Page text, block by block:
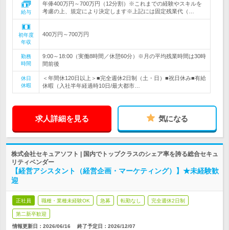
給与
年俸400万円～700万円（12分割）※これまでの経験やスキルを
考慮の上、規定により決定します※上記には固定残業代（…
初年度
年収
400万円～700万円
勤務
時間
9:00～18:00（実働8時間／休憩60分）※月の平均残業時間は30時
間前後
休日
休暇
＜年間休120日以上＞■完全週休2日制（土・日）■祝日休み■有給
休暇（入社半年経過時10日/最大都市…
求人詳細を見る 気になる
株式会社セキュアソフト | 国内でトップクラスのシェア率を誇る総合セキュ
リティベンダー
【経営アシスタント（経営企画・マーケティング）】★未経験歓
迎
正社員 職種・業種未経験OK 急募 転勤なし 完全週休2日制
第二新卒歓迎
情報更新日：2026/06/16 終了予定日： 2026/12/07